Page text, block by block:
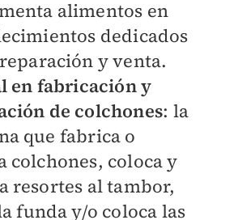
alimentos en
dedicados
y venta.
en fabricación y
de colchones: la
que fabrica o
colchones, coloca y
resortes al tambor,
funda y/o coloca las